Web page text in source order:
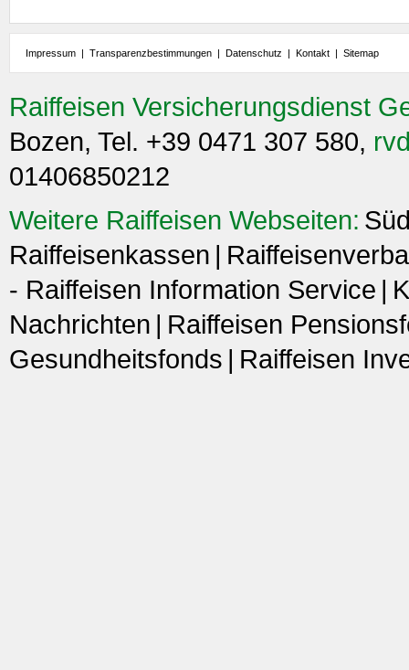
Impressum | Transparenzbestimmungen | Datenschutz | Kontakt | Sitemap
Raiffeisen Versicherungsdienst
Bozen, Tel. +39 0471 307 580,
01406850212
Weitere Raiffeisen Webseiten:
Raiffeisenkassen
- Raiffeisen Information Service
Nachrichten
Raiffeisen
Gesundheitsfonds
Raiffeisen